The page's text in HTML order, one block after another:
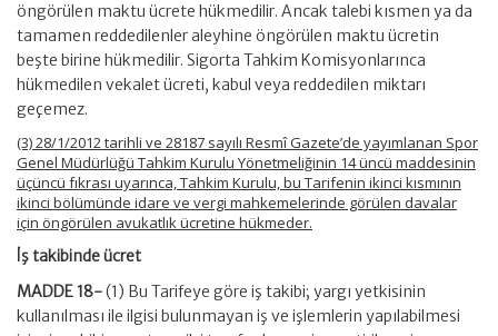
öngörülen maktu ücrete hükmedilir. Ancak talebi kısmen ya da
tamamen reddedilenler aleyhine öngörülen maktu ücretin
beşte birine hükmedilir. Sigorta Tahkim Komisyonlarınca
hükmedilen vekalet ücreti, kabul veya reddedilen miktarı
geçemez.
(3) 28/1/2012 tarihli ve 28187 sayılı Resmî Gazete’de yayımlanan Spor
Genel Müdürlüğü Tahkim Kurulu Yönetmeliğinin 14 üncü maddesinin
üçüncü fıkrası uyarınca, Tahkim Kurulu, bu Tarifenin ikinci kısmının
ikinci bölümünde idare ve vergi mahkemelerinde görülen davalar
için öngörülen avukatlık ücretine hükmeder.
İş takibinde ücret
MADDE 18-(1) Bu Tarifeye göre iş takibi; yargı yetkisinin
kullanılması ile ilgisi bulunmayan iş ve işlemlerin yapılabilmesi